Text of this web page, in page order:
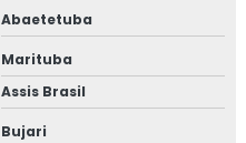
Abaetetuba
Marituba
Assis Brasil
Bujari